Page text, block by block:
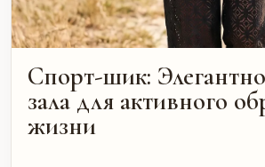
Спорт-шик:
зала для активного
жизни